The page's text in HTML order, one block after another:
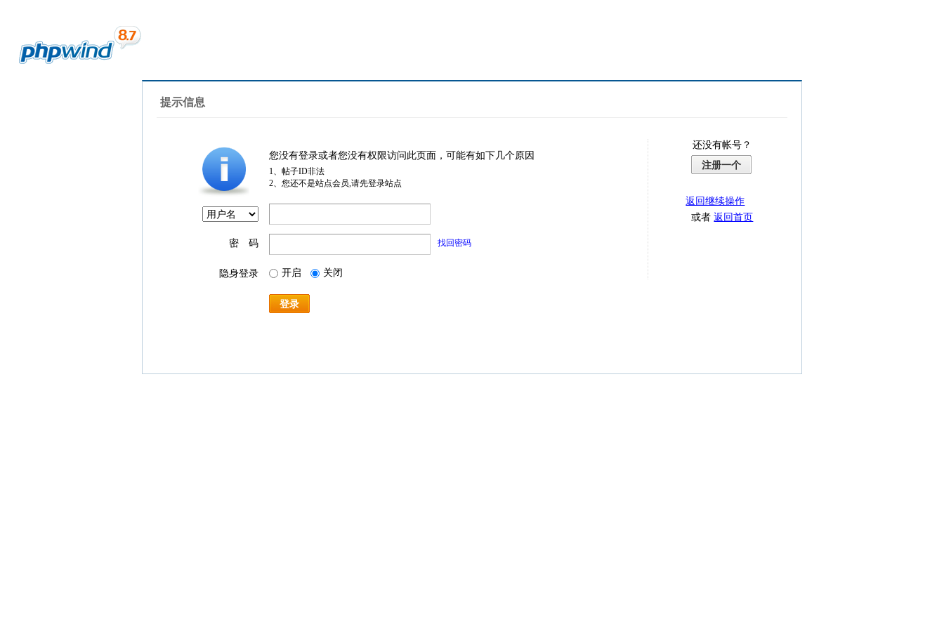
提示信息
您没有登录或者您没有权限访问此页面，可能有如下几个原因
1、帖子ID非法
2、您还不是站点会员,请先登录站点
密 码 找回密码
隐身登录 开启 关闭
登录
还没有帐号？
注册一个
返回继续操作
或者返回首页